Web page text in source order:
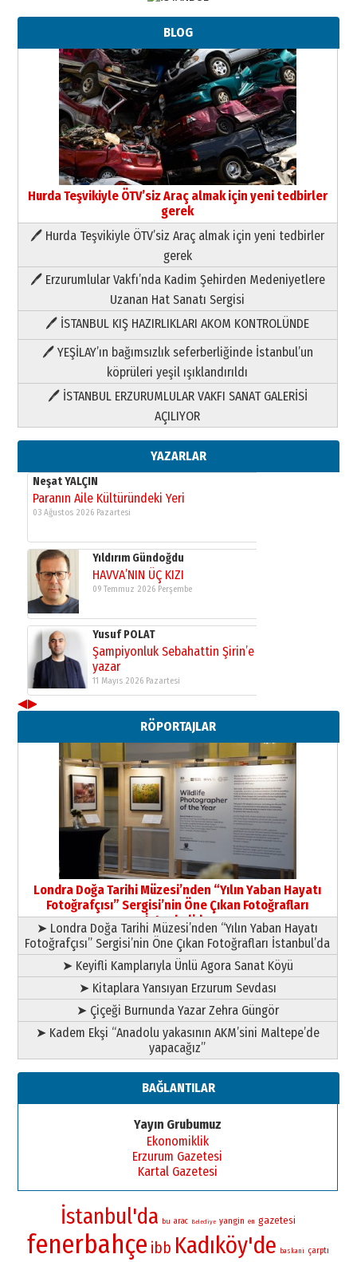
BLOG
Hurda Teşvikiyle ÖTV’siz Araç almak için yeni tedbirler
gerek
🖊 Hurda Teşvikiyle ÖTV’siz Araç almak için yeni tedbirler
gerek
🖊 Erzurumlular Vakfı’nda Kadim Şehirden Medeniyetlere
Uzanan Hat Sanatı Sergisi
🖊 İSTANBUL KIŞ HAZIRLIKLARI AKOM KONTROLÜNDE
🖊 YEŞİLAY’ın bağımsızlık seferberliğinde İstanbul’un
köprüleri yeşil ışıklandırıldı
🖊 İSTANBUL ERZURUMLULAR VAKFI SANAT GALERİSİ
AÇILIYOR
YAZARLAR
Paranın Aile Kültüründeki Yeri
03 Ağustos 2026 Pazartesi
Yıldırım Gündoğdu
HAVVA’NIN ÜÇ KIZI
09 Temmuz 2026 Perşembe
Yusuf POLAT
Şampiyonluk Sebahattin Şirin’e
11 Mayıs 2026 Pazartesi
Neşat YALÇIN
Paranın Aile Kültüründeki Yeri
03 Ağustos 2026 Pazartesi
Yıldırım Gündoğdu
HAVVA’NIN ÜÇ KIZI
09 Temmuz 2026 Perşembe
Yusuf POLAT
Şampiyonluk Sebahattin Şirin’e
yazar
11 Mayıs 2026 Pazartesi
Neşat YALÇIN
Paranın Aile Kültüründeki Yeri
03 Ağustos 2026 Pazartesi
Yıldırım Gündoğdu
HAVVA’NIN ÜÇ KIZI
09 Temmuz 2026 Perşembe
Yusuf POLAT
Şampiyonluk Sebahattin Şirin’e
yazar
11 Mayıs 2026 Pazartesi
◀▶
RÖPORTAJLAR
Londra Doğa Tarihi Müzesi’nden “Yılın Yaban Hayatı
Fotoğrafçısı” Sergisi’nin Öne Çıkan Fotoğrafları
İstanbul’da
➤ Londra Doğa Tarihi Müzesi’nden “Yılın Yaban Hayatı
Fotoğrafçısı” Sergisi’nin Öne Çıkan Fotoğrafları İstanbul’da
➤ Keyifli Kamplarıyla Ünlü Agora Sanat Köyü
➤ Kitaplara Yansıyan Erzurum Sevdası
➤ Çiçeği Burnunda Yazar Zehra Güngör
➤ Kadem Ekşi “Anadolu yakasının AKM’sini Maltepe’de
yapacağız”
BAĞLANTILAR
Yayın Grubumuz
Ekonomiklik
Erzurum Gazetesi
Kartal Gazetesi
İstanbul'da bu arac Belediye yangin en gazetesi
fenerbahçe ibb Kadıköy'de baskani çarptı